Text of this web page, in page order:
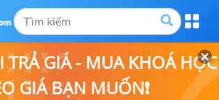
TRẢ GIÁ - MUA KHOÁ HỌC
GIÁ BẠN MUỐN❗